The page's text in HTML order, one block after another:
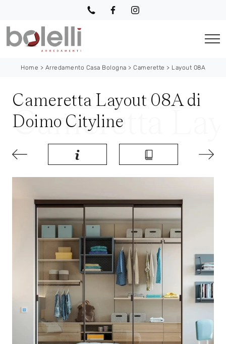
Home > Arredamento Casa Bologna > Camerette > Layout 08A
Cameretta Layout 08A di
Doimo Cityline